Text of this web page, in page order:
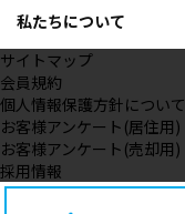
私たちについて
サイトマップ
会員規約
個人情報保護方針について
お客様アンケート(居住用)
お客様アンケート(売却用)
採用情報